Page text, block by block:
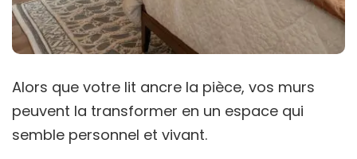
Alors que votre lit ancre la pièce, vos murs
peuvent la transformer en un espace qui
semble personnel et vivant.